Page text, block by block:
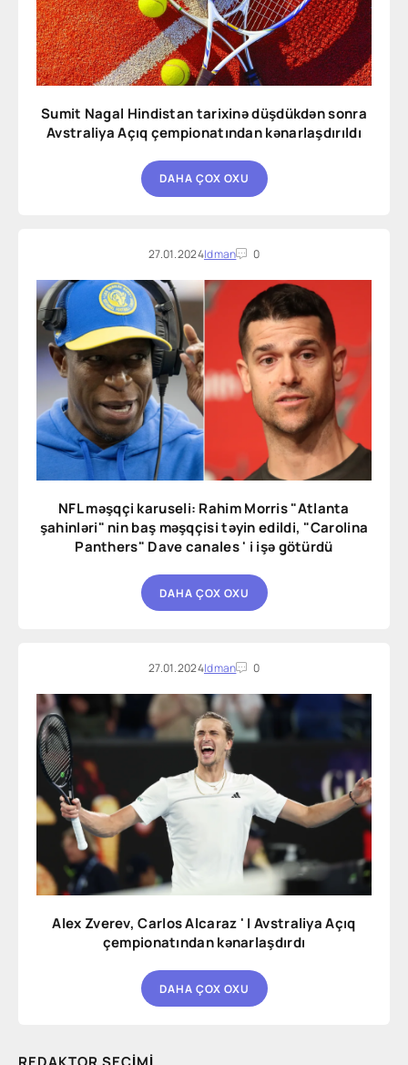
Sumit Nagal Hindistan tarixinə düşdükdən sonra
Avstraliya Açıq çempionatından kənarlaşdırıldı
DAHA ÇOX OXU
27.01.2024Idman 0
NFL məşqçi karuseli: Rahim Morris "Atlanta
şahinləri" nin baş məşqçisi təyin edildi, "Carolina
Panthers" Dave canales ' i işə götürdü
DAHA ÇOX OXU
27.01.2024Idman 0
Alex Zverev, Carlos Alcaraz ' I Avstraliya Açıq
çempionatından kənarlaşdırdı
DAHA ÇOX OXU